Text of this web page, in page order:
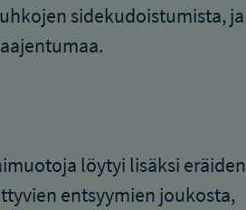
sidekudoistumista, ja
löytyi lisäksi eräiden
entsyymien joukosta,